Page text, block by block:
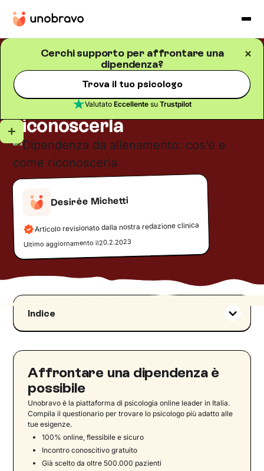
Cerchi supporto per affrontare una
dipendenza?
Trova il tuo psicologo
Valutato Eccellentesu Trustpilot
5 minuti di lettura
Dipendenza da
allenamento: cos’è e come
riconoscerla
Desirée Michetti
Articolo revisionato dalla nostra redazione clinica
Ultimo aggiornamento il20.2.2023
Indice
Dipendenza o mania?
Tre tipi di mania per lo sport
Dipendenza dallo sport: 4 dimensioni generali
1) Funzionamento alterato
2) Sintomi di astinenza
3) Caratteristiche psicologiche e
comportamentali
4) Disturbi del comportamento alimentare
Dipendenza da sport e disturbi alimentari: quale
Affrontare una dipendenza è
possibile
Unobravo è la piattaforma di psicologia online leader in Italia.
Compila il questionario per trovare lo psicologo più adatto alle
tue esigenze.
100% online, flessibile e sicuro
Incontro conoscitivo gratuito
Già scelto da oltre 500.000 pazienti